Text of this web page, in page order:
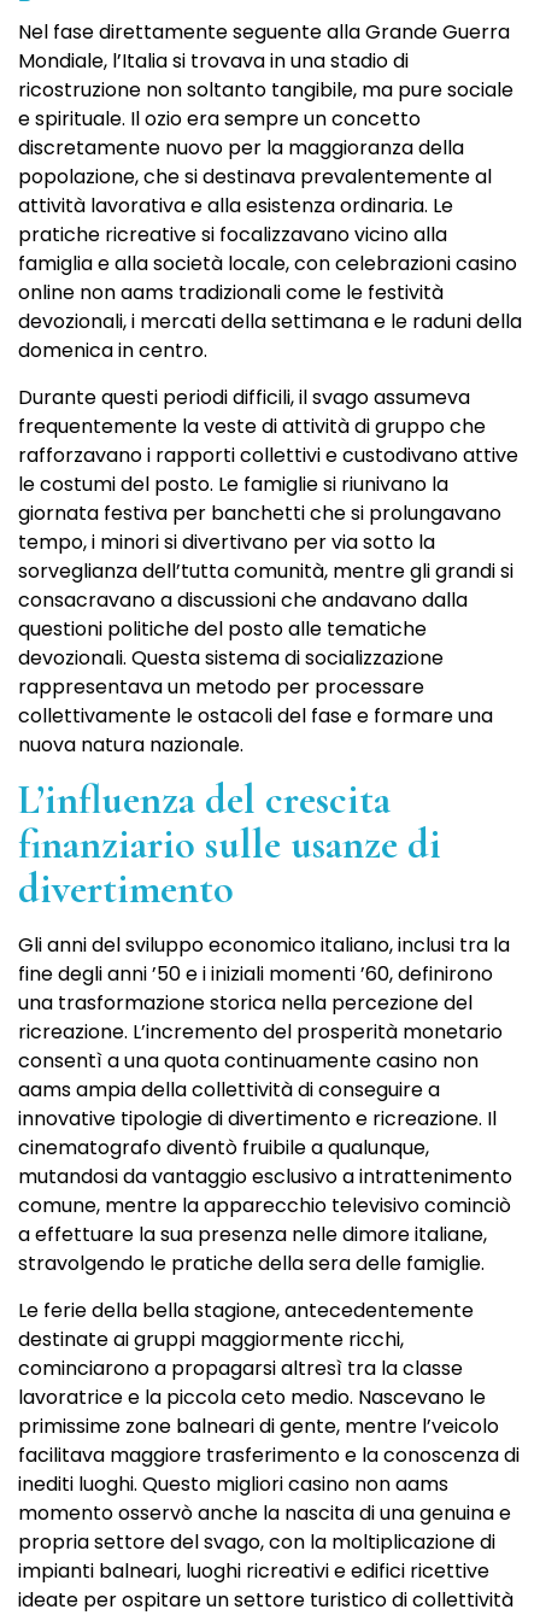
Nel fase direttamente seguente alla Grande Guerra
Mondiale, l’Italia si trovava in una stadio di
ricostruzione non soltanto tangibile, ma pure sociale
e spirituale. Il ozio era sempre un concetto
discretamente nuovo per la maggioranza della
popolazione, che si destinava prevalentemente al
attività lavorativa e alla esistenza ordinaria. Le
pratiche ricreative si focalizzavano vicino alla
famiglia e alla società locale, con celebrazioni casino
online non aams tradizionali come le festività
devozionali, i mercati della settimana e le raduni della
domenica in centro.
Durante questi periodi difficili, il svago assumeva
frequentemente la veste di attività di gruppo che
rafforzavano i rapporti collettivi e custodivano attive
le costumi del posto. Le famiglie si riunivano la
giornata festiva per banchetti che si prolungavano
tempo, i minori si divertivano per via sotto la
sorveglianza dell’tutta comunità, mentre gli grandi si
consacravano a discussioni che andavano dalla
questioni politiche del posto alle tematiche
devozionali. Questa sistema di socializzazione
rappresentava un metodo per processare
collettivamente le ostacoli del fase e formare una
nuova natura nazionale.
L’influenza del crescita
finanziario sulle usanze di
divertimento
Gli anni del sviluppo economico italiano, inclusi tra la
fine degli anni ’50 e i iniziali momenti ’60, definirono
una trasformazione storica nella percezione del
ricreazione. L’incremento del prosperità monetario
consentì a una quota continuamente casino non
aams ampia della collettività di conseguire a
innovative tipologie di divertimento e ricreazione. Il
cinematografo diventò fruibile a qualunque,
mutandosi da vantaggio esclusivo a intrattenimento
comune, mentre la apparecchio televisivo cominciò
a effettuare la sua presenza nelle dimore italiane,
stravolgendo le pratiche della sera delle famiglie.
Le ferie della bella stagione, antecedentemente
destinate ai gruppi maggiormente ricchi,
cominciarono a propagarsi altresì tra la classe
lavoratrice e la piccola ceto medio. Nascevano le
primissime zone balneari di gente, mentre l’veicolo
facilitava maggiore trasferimento e la conoscenza di
inediti luoghi. Questo migliori casino non aams
momento osservò anche la nascita di una genuina e
propria settore del svago, con la moltiplicazione di
impianti balneari, luoghi ricreativi e edifici ricettive
ideate per ospitare un settore turistico di collettività